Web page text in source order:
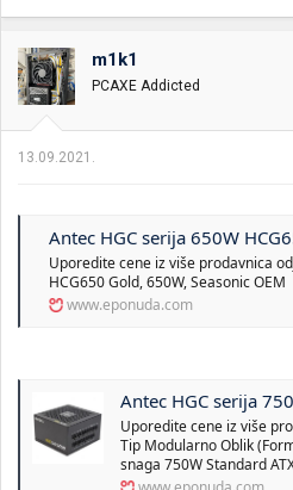
m1k1
PCAXE Addicted
13.09.2021.
Antec HGC serija 650W
Uporedite cene iz više prodavnica
HCG650 Gold, 650W, Seasonic OEM
www.eponuda.com
Antec HGC serija
Uporedite cene iz više
Tip Modularno Oblik
snaga 750W Standard